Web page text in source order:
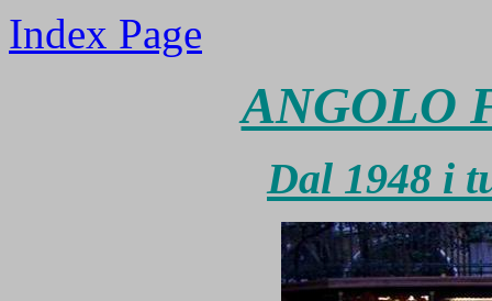
Index Page
ANGOLO
Dal 1948 i